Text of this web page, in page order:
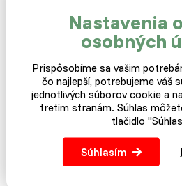
. Automatické/každú
. 59 x 57 x 23 cm.
. 2 roky.
Nastavenie a kontrola
Teplotu je možné nastaviť a
rozsahu od 30 do 40 °C s
obrázok nižšie. Panel je vybavený
ukazovateľom teploty a ovládacími
Nastavenia
osobných
Prispôsobíme sa vašim
čo najlepší, potrebujeme váš
jednotlivých súborov cookie a
tretím stranám. Súhlas
tlačidlo
Súhlasím